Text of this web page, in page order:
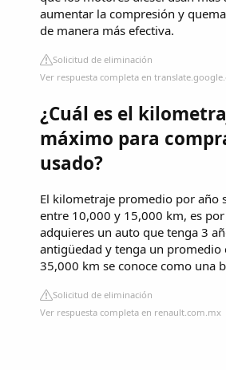
aumentar la compresión y
de manera más efectiva.
Solicitud de eliminación
Ver respuesta completa en
¿Cuál es el
máximo para
usado?
El kilometraje promedio por año
entre 10,000 y 15,000 km, es por
adquieres un auto que tenga 3
antigüedad y tenga un promedio
35,000 km se conoce como una
Solicitud de eliminación
Ver respuesta completa en renault.com.mx